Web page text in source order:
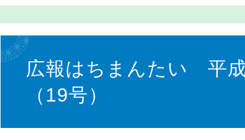
文
広報はちまんたい 平
（19号）